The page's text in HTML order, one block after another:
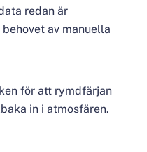
redan är
av manuella
för att rymdfärjan
in i atmosfären.